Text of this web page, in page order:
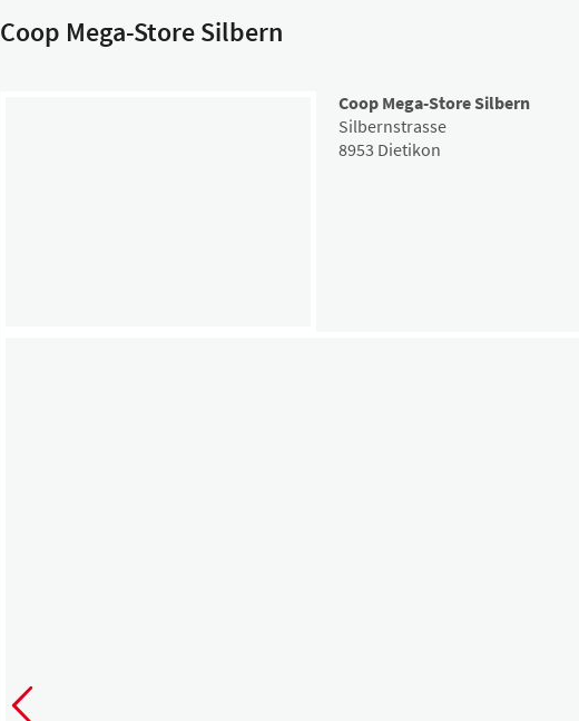
Coop Mega-Store Silbern
Coop Mega-Store Silbern
Silbernstrasse
8953 Dietikon